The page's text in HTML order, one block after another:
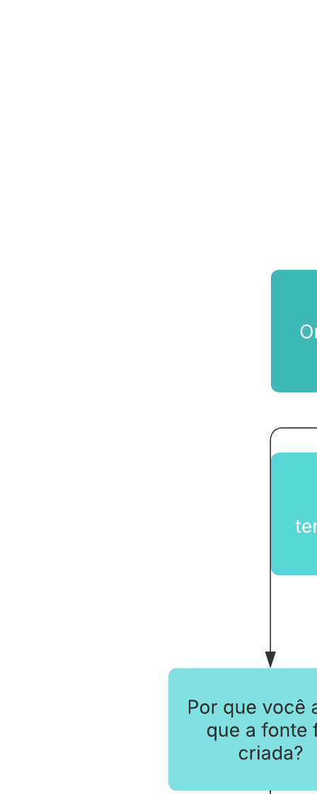
Este modelo de análise visual de fonte primária pode ajudá-lo a:
Entender a perspectiva, o contexto e o conteúdo de uma fonte.